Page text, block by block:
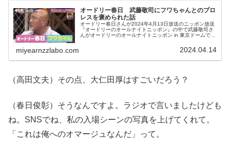
オードリー春日 武藤敬司にフワちゃんとのプロ
レスを褒められた話
オードリー春日さんが2024年4月13日放送のニッポン放送
『オードリーのオールナイトニッポン』の中で武藤敬司さ
んがオードリーのオールナイトニッポン in 東京ドームで行
miyearnzzlabo.com 2024.04.14
（高田文夫）その点、大仁田厚はすごいだろう？
（春日俊彰）そうなんですよ。ラジオで言いましたけども
ね。SNSでね、私の入場シーンの写真を上げてくれて。
「これは俺へのオマージュなんだ」って。